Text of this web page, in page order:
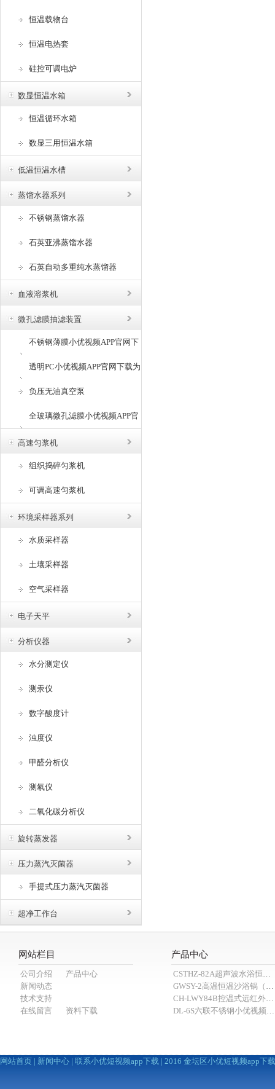
恒温载物台
恒温电热套
硅控可调电炉
数显恒温水箱
恒温循环水箱
数显三用恒温水箱
低温恒温水槽
蒸馏水器系列
不锈钢蒸馏水器
石英亚沸蒸馏水器
石英自动多重纯水蒸馏器
血液溶浆机
微孔滤膜抽滤装置
不锈钢薄膜小优视频APP官网下
载为爱而生
透明PC小优视频APP官网下载为
爱而生
负压无油真空泵
全玻璃微孔滤膜小优视频APP官
网下载为爱而生
高速匀浆机
组织捣碎匀浆机
可调高速匀浆机
环境采样器系列
水质采样器
土壤采样器
空气采样器
电子天平
分析仪器
水分测定仪
测汞仪
数字酸度计
浊度仪
甲醛分析仪
测氡仪
二氧化碳分析仪
旋转蒸发器
压力蒸汽灭菌器
手提式压力蒸汽灭菌器
超净工作台
网站栏目
公司介绍
产品中心
新闻动态
技术支持
在线留言
资料下载
产品中心
CSTHZ-82A超声波水浴恒温小优视频老版本
GWSY-2高温恒温沙浴锅（600℃）
CH-LWY84B控温式远红外消煮炉
DL-6S六联不锈钢小优视频APP官网下载为爱而生（抽滤装置）
网站首页 | 新闻中心 | 联系小优短视频app下载 | 2016 金坛区小优短视频app下